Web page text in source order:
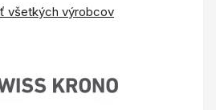
všetkých výrobcov